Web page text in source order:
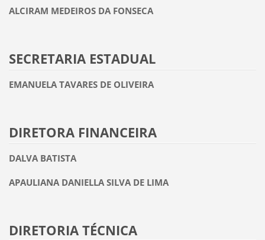
ALCIRAM MEDEIROS DA FONSECA
SECRETARIA ESTADUAL
EMANUELA TAVARES DE OLIVEIRA
DIRETORA FINANCEIRA
DALVA BATISTA
APAULIANA DANIELLA SILVA DE LIMA
DIRETORIA TÉCNICA